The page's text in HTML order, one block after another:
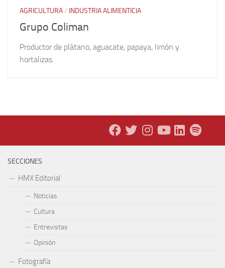
AGRICULTURA/ INDUSTRIA ALIMENTICIA
Grupo Coliman
Productor de plátano, aguacate, papaya, limón y
hortalizas.
SECCIONES
HMX Editorial
Noticias
Cultura
Entrevistas
Opinión
Fotografía